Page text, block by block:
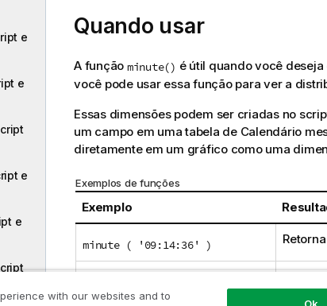
e
e
e
e
Quando usar
A função minute() é útil quando você
você pode usar essa função para ver a
Essas dimensões podem ser criadas no
um campo em uma tabela de Calendário
diretamente em um gráfico como uma
Exemplos de funções
Exemplo
minute ( '09:14:36' ) Retorna
with our websites and to